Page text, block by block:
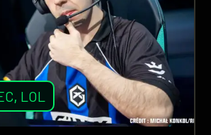
, LOL